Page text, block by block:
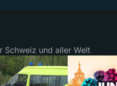
Schweiz und aller Welt